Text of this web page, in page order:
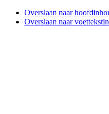
Overslaan naar
Overslaan naar